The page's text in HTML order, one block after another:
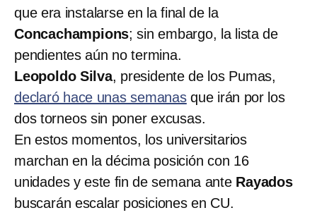
que era instalarse en la final de la
Concachampions; sin embargo, la lista de
pendientes aún no termina.
Leopoldo Silva, presidente de los Pumas,
declaró hace unas semanasque irán por los
dos torneos sin poner excusas.
En estos momentos, los universitarios
marchan en la décima posición con 16
unidades y este fin de semana anteRayados
buscarán escalar posiciones en CU.